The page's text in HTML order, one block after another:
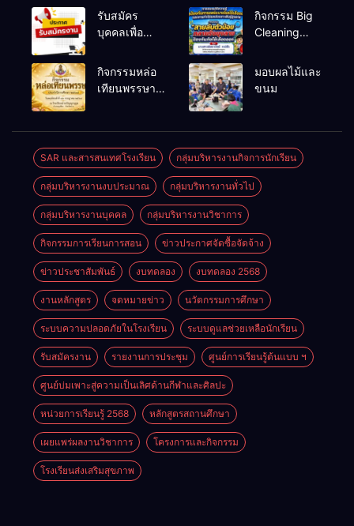
รับสมัคร
บุคคลเพื่อ
เลือกสรรเป็น
พนักงาน
กิจกรรม Big
Cleaning
ป้องกันโรคไข้
กิจกรรมหล่อ
เทียนพรรษา
มอบผลไม้และ
ขนม
SAR และสารสนเทศโรงเรียน กลุ่มบริหารงานกิจการนักเรียน
กลุ่มบริหารงานงบประมาณ กลุ่มบริหารงานทั่วไป
กลุ่มบริหารงานบุคคล กลุ่มบริหารงานวิชาการ
กิจกรรมการเรียนการสอน ข่าวประกาศจัดซื้อจัดจ้าง
ข่าวประชาสัมพันธ์ งบทดลอง งบทดลอง 2568
งานหลักสูตร จดหมายข่าว นวัตกรรมการศึกษา
ระบบความปลอดภัยในโรงเรียน ระบบดูแลช่วยเหลือนักเรียน
รับสมัครงาน รายงานการประชุม ศูนย์การเรียนรู้ต้นแบบ ฯ
ศูนย์บ่มเพาะสู่ความเป็นเลิศด้านกีฬาและศิลปะ
หน่วยการเรียนรู้ 2568 หลักสูตรสถานศึกษา
เผยแพร่ผลงานวิชาการ โครงการและกิจกรรม
โรงเรียนส่งเสริมสุขภาพ